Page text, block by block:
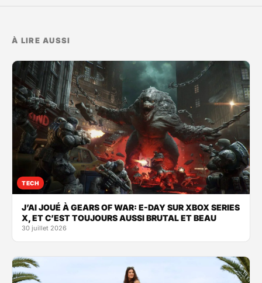
À LIRE AUSSI
TECH
J’AI JOUÉ À GEARS OF WAR: E-DAY SUR XBOX SERIES
X, ET C’EST TOUJOURS AUSSI BRUTAL ET BEAU
30 juillet 2026